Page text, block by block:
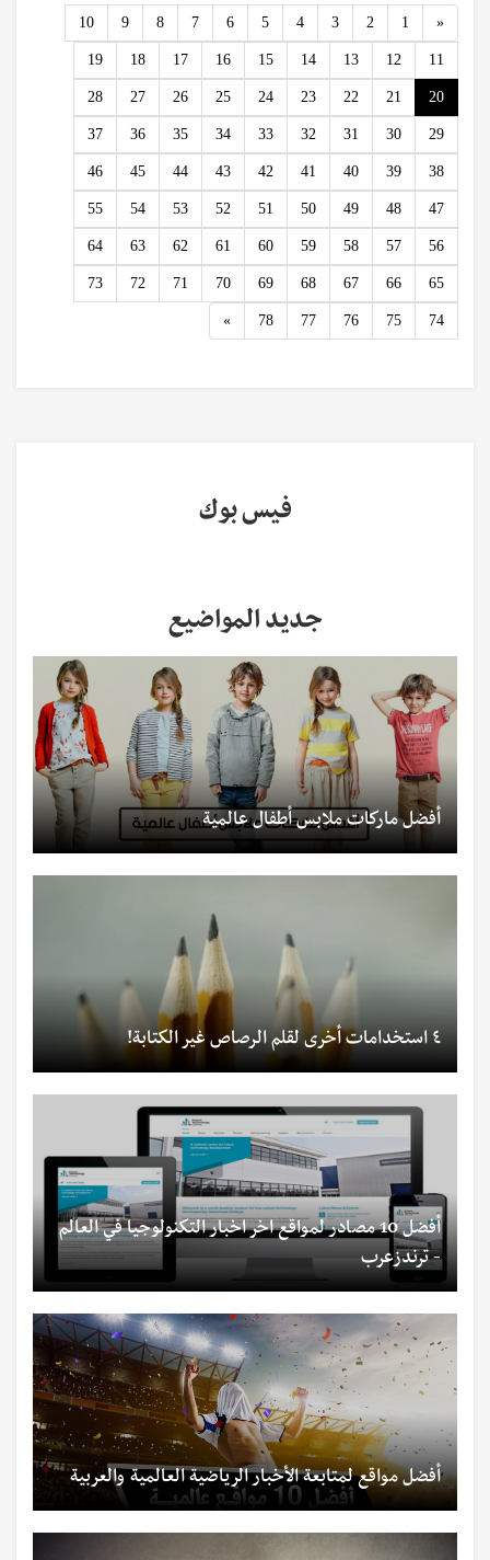
«
Previous
1
2
3
4
5
6
7
8
9
10
11
12
13
14
15
16
17
18
19
20
21
22
23
24
25
26
27
28
29
30
31
32
33
34
35
36
37
38
39
40
41
42
43
44
45
46
47
48
49
50
51
52
53
54
55
56
57
58
59
60
61
62
63
64
65
66
67
68
69
70
71
72
73
74
75
76
77
78
»
Next
فيس بوك
جديد المواضيع
أفضل ماركات ملابس أطفال عالمية
٤ استخدامات أخرى لقلم الرصاص غير الكتابة!
أفضل 10 مصادر لمواقع اخر اخبار التكنولوجيا في العالم
- ترندزعرب
أفضل مواقع لمتابعة الأخبار الرياضية العالمية والعربية